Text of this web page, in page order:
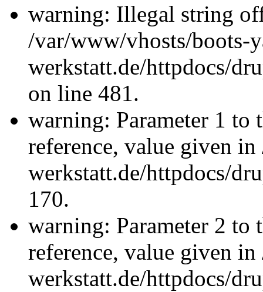
warning: Illegal string
/var/www/vhosts/boots-
werkstatt.de/httpdocs/
on line 481.
warning: Parameter 1 to
reference, value given
werkstatt.de/httpdocs/
170.
warning: Parameter 2 to
reference, value given
werkstatt.de/httpdocs/